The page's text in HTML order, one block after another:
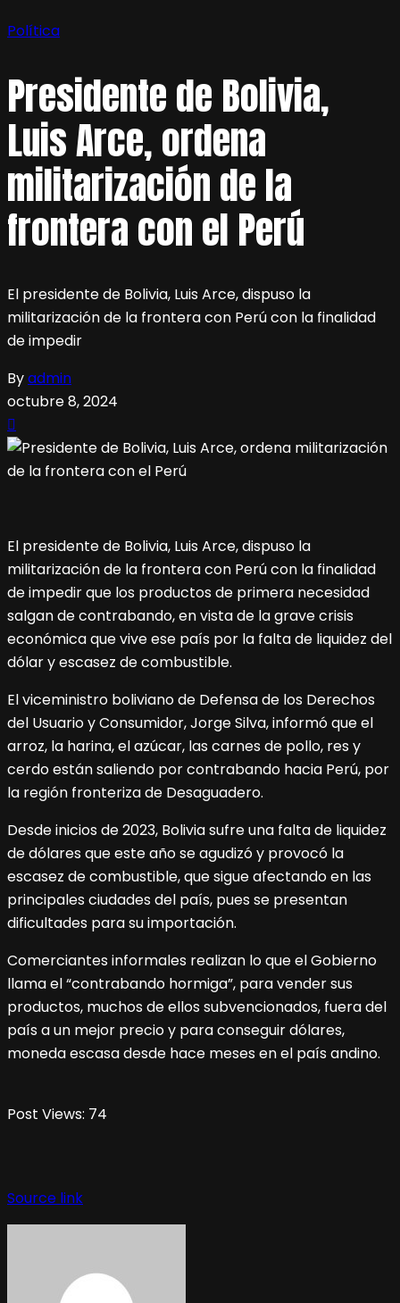
Política
Presidente de Bolivia,
Luis Arce, ordena
militarización de la
frontera con el Perú
El presidente de Bolivia, Luis Arce, dispuso la
militarización de la frontera con Perú con la finalidad
de impedir
Byadmin
octubre 8, 2024
El presidente de Bolivia, Luis Arce, dispuso la
militarización de la frontera con Perú con la finalidad
de impedir que los productos de primera necesidad
salgan de contrabando, en vista de la grave crisis
económica que vive ese país por la falta de liquidez del
dólar y escasez de combustible.
El viceministro boliviano de Defensa de los Derechos
del Usuario y Consumidor, Jorge Silva, informó que el
arroz, la harina, el azúcar, las carnes de pollo, res y
cerdo están saliendo por contrabando hacia Perú, por
la región fronteriza de Desaguadero.
Desde inicios de 2023, Bolivia sufre una falta de liquidez
de dólares que este año se agudizó y provocó la
escasez de combustible, que sigue afectando en las
principales ciudades del país, pues se presentan
dificultades para su importación.
Comerciantes informales realizan lo que el Gobierno
llama el “contrabando hormiga”, para vender sus
productos, muchos de ellos subvencionados, fuera del
país a un mejor precio y para conseguir dólares,
moneda escasa desde hace meses en el país andino.
Post Views: 74
Source link